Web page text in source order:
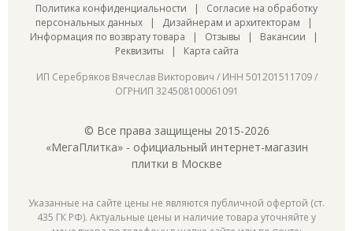
Политика конфиденциальности | Согласие на обработку
персональных данных | Дизайнерам и архитекторам |
Информация по возврату товара | Отзывы | Вакансии |
Реквизиты | Карта сайта
ИП Серебряков Вячеслав Викторович / ИНН 501201511709 /
ОГРНИП 324508100061091
© Все права защищены 2015-2026
«МегаПлитка» - официальный интернет-магазин
плитки в Москве
Указанные на сайте цены не являются публичной офертой (ст.
435 ГК РФ). Актуальные цены и наличие товара уточняйте у